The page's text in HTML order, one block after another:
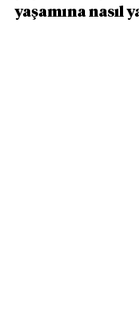
yaşamına nasıl